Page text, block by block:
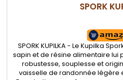
SPORK
SPORK KUPILKA - Le Kupilka
sapin et de résine alimentaire lui
robustesse, souplesse et
vaisselle de randonnée légère